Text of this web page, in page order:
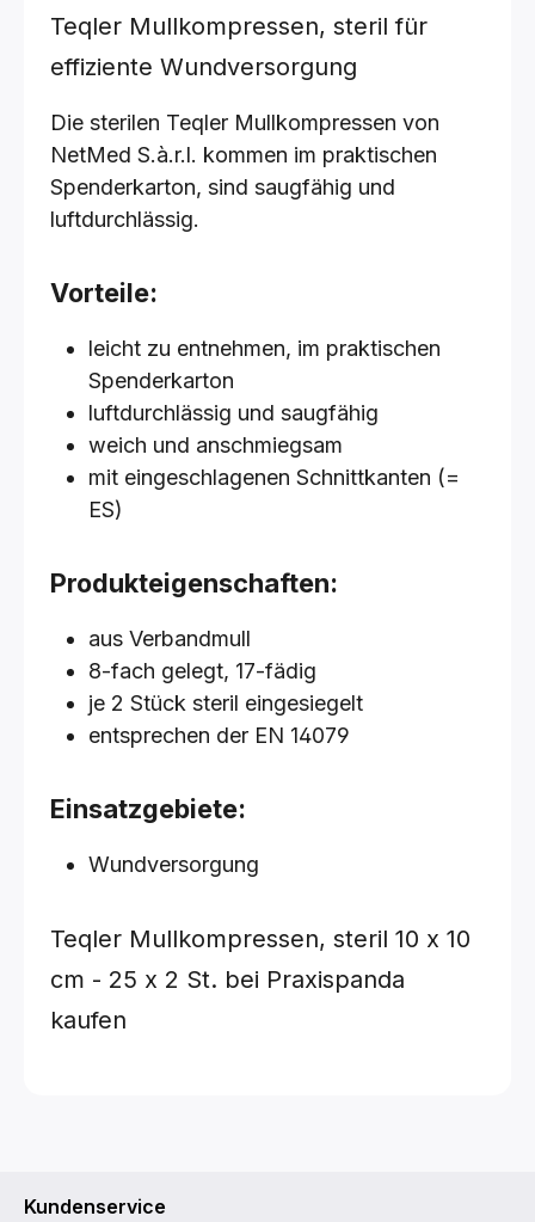
Teqler Mullkompressen, steril für
effiziente Wundversorgung
Die sterilen Teqler Mullkompressen von
NetMed S.à.r.l. kommen im praktischen
Spenderkarton, sind saugfähig und
luftdurchlässig.
Vorteile:
leicht zu entnehmen, im praktischen
Spenderkarton
luftdurchlässig und saugfähig
weich und anschmiegsam
mit eingeschlagenen Schnittkanten (=
ES)
Produkteigenschaften:
aus Verbandmull
8-fach gelegt, 17-fädig
je 2 Stück steril eingesiegelt
entsprechen der EN 14079
Einsatzgebiete:
Wundversorgung
Teqler Mullkompressen, steril 10 x 10
cm - 25 x 2 St. bei Praxispanda
kaufen
Kundenservice